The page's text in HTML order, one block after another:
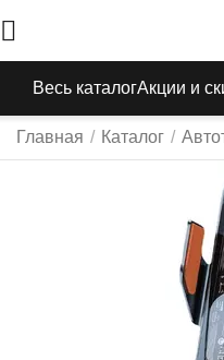
Весь каталогАкции и
Главная / Каталог /